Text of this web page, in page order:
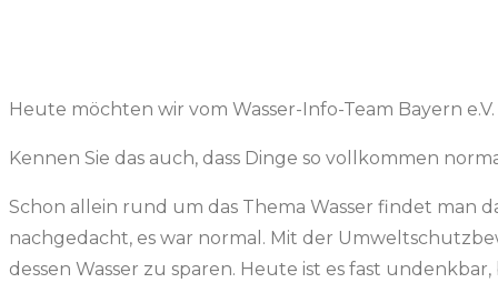
Heute möchten wir vom Wasser-Info-Team Bayern
Kennen Sie das auch, dass Dinge so vollkommen
Schon allein rund um das Thema Wasser findet man
nachgedacht, es war normal. Mit der
dessen Wasser zu sparen. Heute ist es fast